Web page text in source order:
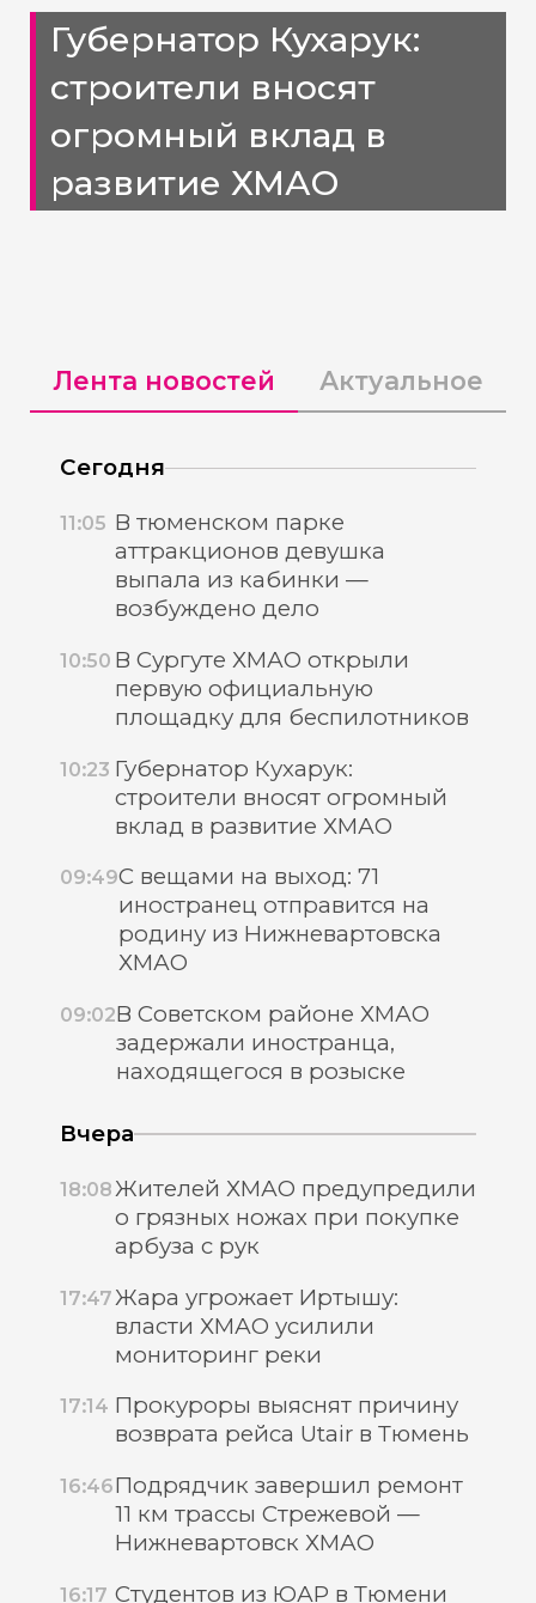
Губернатор Кухарук:
строители вносят
огромный вклад в
развитие ХМАО
Лента новостей Актуальное
Сегодня
11:05 В тюменском парке
аттракционов девушка
выпала из кабинки —
возбуждено дело
10:50 В Сургуте ХМАО открыли
первую официальную
площадку для беспилотников
10:23 Губернатор Кухарук:
строители вносят огромный
вклад в развитие ХМАО
09:49С вещами на выход: 71
иностранец отправится на
родину из Нижневартовска
ХМАО
09:02В Советском районе ХМАО
задержали иностранца,
находящегося в розыске
Вчера
18:08Жителей ХМАО предупредили
о грязных ножах при покупке
арбуза с рук
17:47 Жара угрожает Иртышу:
власти ХМАО усилили
мониторинг реки
17:14 Прокуроры выяснят причину
возврата рейса Utair в Тюмень
16:46Подрядчик завершил ремонт
11 км трассы Стрежевой —
Нижневартовск ХМАО
16:17 Студентов из ЮАР в Тюмени